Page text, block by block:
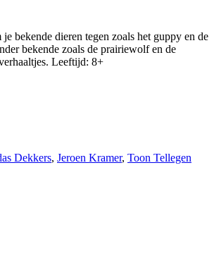
bekende dieren tegen zoals het guppy en de
bekende zoals de prairiewolf en de
Leeftijd: 8+
Dekkers, Jeroen Kramer, Toon Tellegen